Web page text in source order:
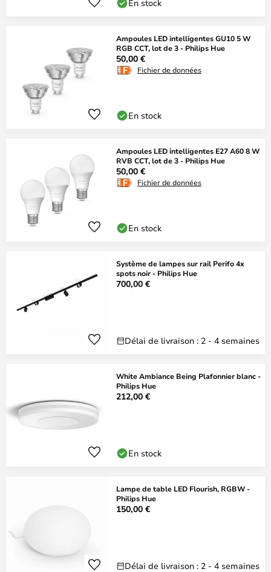
En stock
Ampoules LED intelligentes GU10 5 W
RGB CCT, lot de 3 - Philips Hue
50,00 €
Fichier de données
En stock
Ampoules LED intelligentes E27 A60 8 W
RVB CCT, lot de 3 - Philips Hue
50,00 €
Fichier de données
En stock
Système de lampes sur rail Perifo 4x
spots noir - Philips Hue
700,00 €
Délai de livraison : 2 - 4 semaines
White Ambiance Being Plafonnier blanc -
Philips Hue
212,00 €
En stock
Lampe de table LED Flourish, RGBW -
Philips Hue
150,00 €
Délai de livraison : 2 - 4 semaines